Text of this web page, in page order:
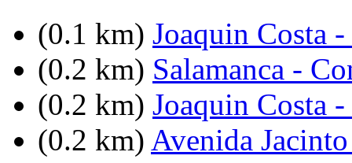
(0.1 km) Joaquin Costa
(0.2 km) Salamanca -
(0.2 km) Joaquin Costa
(0.2 km) Avenida